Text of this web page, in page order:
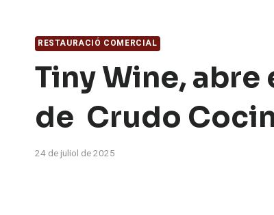
RESTAURACIÓ COMERCIAL
Tiny Wine, abre
de Crudo
24 de juliol de 2025